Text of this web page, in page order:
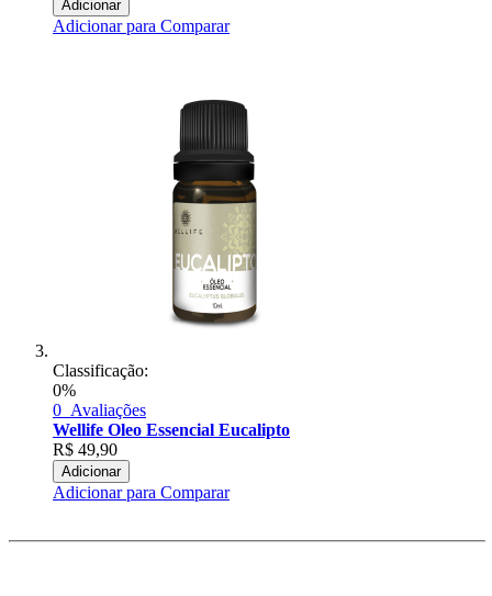
Adicionar
Adicionar para Comparar
Classificação:
0%
0 Avaliações
Wellife Oleo Essencial Eucalipto
R$ 49,90
Adicionar
Adicionar para Comparar